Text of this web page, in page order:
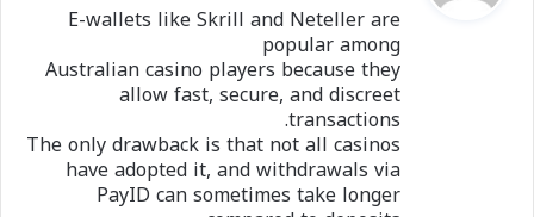
ل
E-wallets like Skrill and Neteller are
popular among
Australian casino players because they
allow fast, secure, and discreet
transactions.
The only drawback is that not all casinos
have adopted it, and withdrawals via
PayID can sometimes take longer